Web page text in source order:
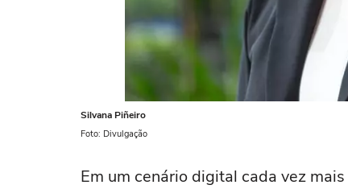
Silvana Piñeiro
Foto: Divulgação
Em um cenário digital cada vez